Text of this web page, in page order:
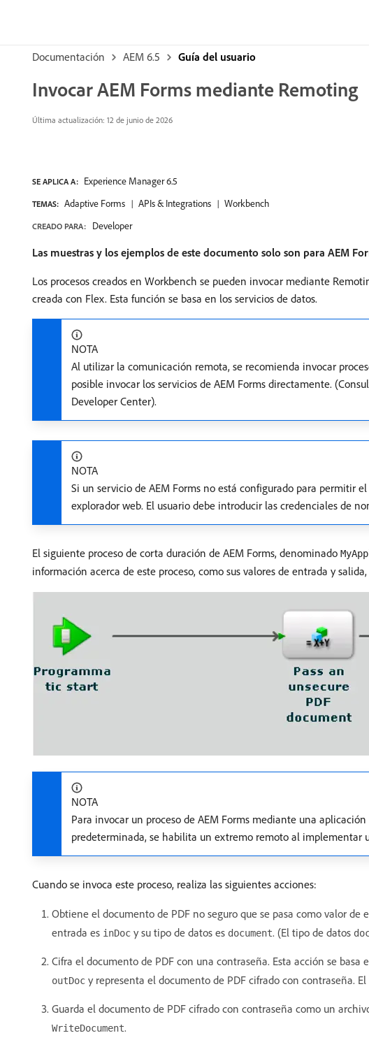
Documentación AEM 6.5 Guía del usuario
Invocar AEM Forms mediante Remoting
Última actualización: 12 de junio de 2026
SE APLICA A: Experience Manager 6.5
TEMAS: Adaptive Forms APIs & Integrations Workbench
CREADO PARA: Developer
Las muestras y los ejemplos de este documento solo son para AEM
Los procesos creados en Workbench se pueden invocar mediante
creada con Flex. Esta función se basa en los servicios de datos.
NOTA
Al utilizar la comunicación remota, se recomienda invocar
posible invocar los servicios de AEM Forms directamente.
Developer Center).
NOTA
Si un servicio de AEM Forms no está configurado para permitir
explorador web. El usuario debe introducir las credenciales de
El siguiente proceso de corta duración de AEM Forms, denominado
información acerca de este proceso, como sus valores de entrada y salida,
NOTA
Para invocar un proceso de AEM Forms mediante una
predeterminada, se habilita un extremo remoto al implementar
Cuando se invoca este proceso, realiza las siguientes acciones:
Obtiene el documento de PDF no seguro que se pasa como valor de
entrada es inDoc y su tipo de datos es document. (El tipo de datos
Cifra el documento de PDF con una contraseña. Esta acción se basa
outDoc y representa el documento de PDF cifrado con contraseña.
Guarda el documento de PDF cifrado con contraseña como un
WriteDocument.